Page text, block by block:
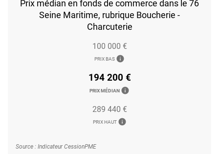
Prix médian en fonds de commerce dans le 76
Seine Maritime, rubrique Boucherie -
Charcuterie
100 000 €
PRIX BAS info
194 200 €
PRIX MÉDIAN info
289 440 €
PRIX HAUT info
Source : Indicateur CessionPME